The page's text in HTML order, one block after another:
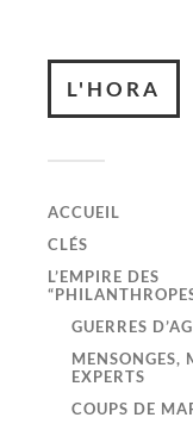
L'HORA
ACCUEIL
CLÉS
L’EMPIRE DES
GUERRES
MENSONGES,
EXPERTS
COUPS DE